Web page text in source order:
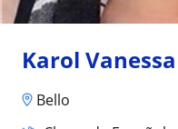
Karol Vanessa
Bello